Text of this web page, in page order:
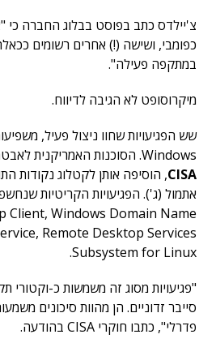
צ'יילדס כתב בפוסט בבלוג החברה
כפומבי, ושישה (!) אחרים רשומים
במתקפה פעילה".
מיקרוסופט לא הגיבה לדיווח.
שש הפגיעויות שחוו ניצול פעיל,
Windows. הסוכנות האמריקנית לאבטחת סייבר ותשתיות,
CISA, הוסיפה אותן לקטלוג נקודות
Client, Windows Domain Name
Subsystem for Linux.
"פגיעויות מסוג זה משמשות כ-וקטורי
סייבר זדוניים. הן מהוות סיכונים
פדרלי", כתבו חוקרי CISA בהודעה.